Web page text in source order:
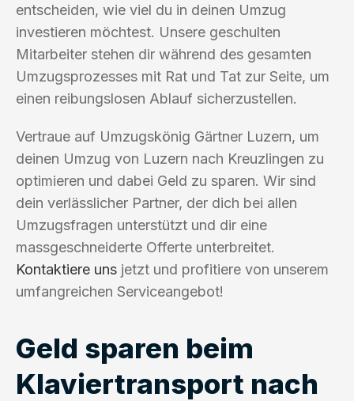
entscheiden, wie viel du in deinen Umzug
investieren möchtest. Unsere geschulten
Mitarbeiter stehen dir während des gesamten
Umzugsprozesses mit Rat und Tat zur Seite, um
einen reibungslosen Ablauf sicherzustellen.
Vertraue auf Umzugskönig Gärtner Luzern, um
deinen Umzug von Luzern nach Kreuzlingen zu
optimieren und dabei Geld zu sparen. Wir sind
dein verlässlicher Partner, der dich bei allen
Umzugsfragen unterstützt und dir eine
massgeschneiderte Offerte unterbreitet.
Kontaktiere uns jetzt und profitiere von unserem
umfangreichen Serviceangebot!
Geld sparen beim
Klaviertransport nach